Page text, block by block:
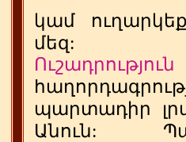
կամ
մեզ:
Ուշադրություն
պարտադիր
Անուն: